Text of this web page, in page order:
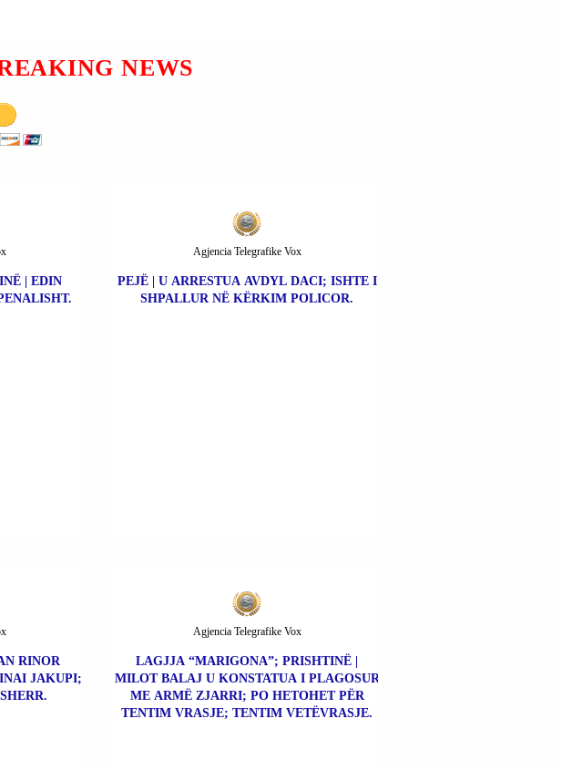
NEWS
| EDIN
PEJË | U ARRESTUA AVDYL DACI; ISHTE I
SHPALLUR NË KËRKIM POLICOR.
Agjencia Telegrafike Vox
RINOR
JAKUPI;
LAGJJA “MARIGONA”; PRISHTINË |
MILOT BALAJ U KONSTATUA I PLAGOSUR
ME ARMË ZJARRI; PO HETOHET PËR
TENTIM VRASJE; TENTIM VETËVRASJE.
Agjencia Telegrafike Vox